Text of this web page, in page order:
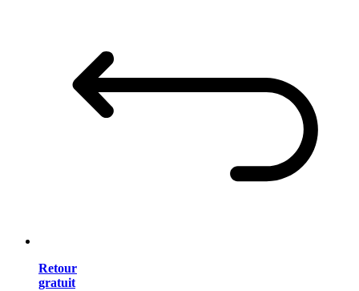
Retour
gratuit